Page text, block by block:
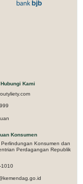
Kami
Konsumen
Konsumen dan
Perdagangan Republik
1010